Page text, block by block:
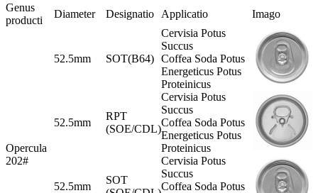
Genus
producti
Diameter Designatio Applicatio Imago
Opercula
202#
52.5mm SOT(B64)
Cervisia Potus
Succus
Coffea Soda Potus
Energeticus Potus
Proteinicus
52.5mm
RPT
(SOE/CDL)
Cervisia Potus
Succus
Coffea Soda Potus
Energeticus Potus
Proteinicus
52.5mm
SOT
Cervisia Potus
Succus
Coffea Soda Potus